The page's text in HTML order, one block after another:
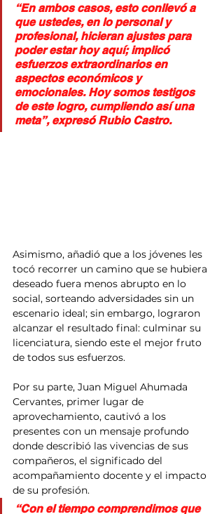
“En ambos casos, esto conllevó a
que ustedes, en lo personal y
profesional, hicieran ajustes para
poder estar hoy aquí; implicó
esfuerzos extraordinarios en
aspectos económicos y
emocionales. Hoy somos testigos
de este logro, cumpliendo así una
meta”, expresó Rubio Castro.
Asimismo, añadió que a los jóvenes les
tocó recorrer un camino que se hubiera
deseado fuera menos abrupto en lo
social, sorteando adversidades sin un
escenario ideal; sin embargo, lograron
alcanzar el resultado final: culminar su
licenciatura, siendo este el mejor fruto
de todos sus esfuerzos.
Por su parte, Juan Miguel Ahumada
Cervantes, primer lugar de
aprovechamiento, cautivó a los
presentes con un mensaje profundo
donde describió las vivencias de sus
compañeros, el significado del
acompañamiento docente y el impacto
de su profesión.
“Con el tiempo comprendimos que